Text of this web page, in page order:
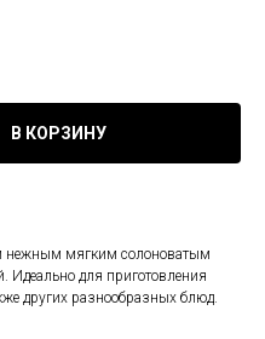
В КОРЗИНУ
нежным мягким солоноватым
Идеально для приготовления
других разнообразных блюд.